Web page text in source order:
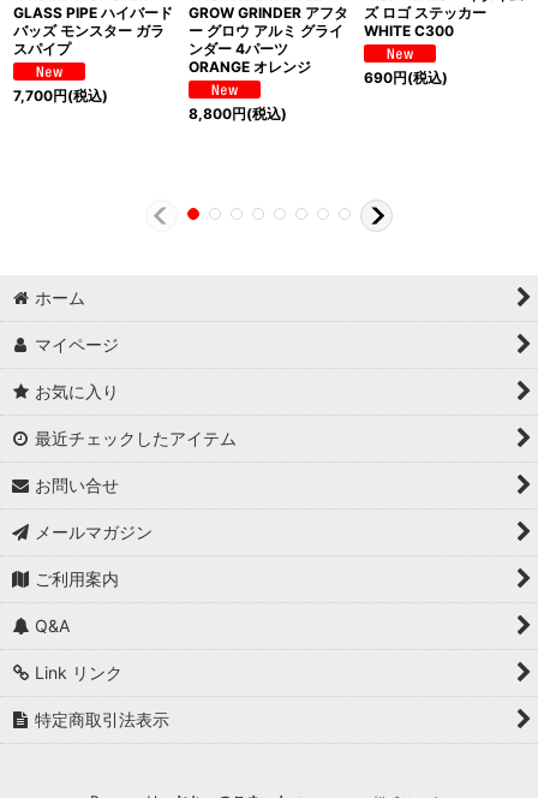
GLASS PIPE ハイバード
バッズ モンスター ガラ
スパイプ
7,700円(税込)
GROW GRINDER アフタ
ー グロウ アルミ グライ
ンダー 4パーツ
ORANGE オレンジ
8,800円(税込)
ズ ロゴ ステッカー
WHITE C300
690円(税込)
ホーム
マイページ
お気に入り
最近チェックしたアイテム
お問い合せ
メールマガジン
ご利用案内
Q&A
Link リンク
特定商取引法表示